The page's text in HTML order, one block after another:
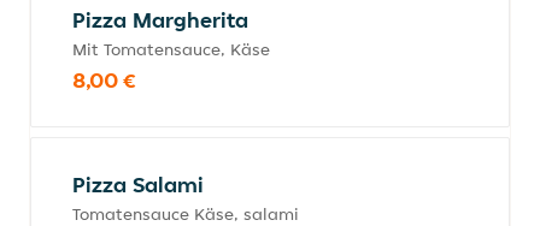
Pizza Margherita
Mit Tomatensauce, Käse
8,00 €
Pizza Salami
Tomatensauce Käse, salami